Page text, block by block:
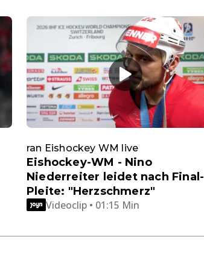
ran Eishockey WM live
Eishockey-WM - Nino
Niederreiter leidet nach Final-
Pleite: "Herzschmerz"
Videoclip • 01:15 Min